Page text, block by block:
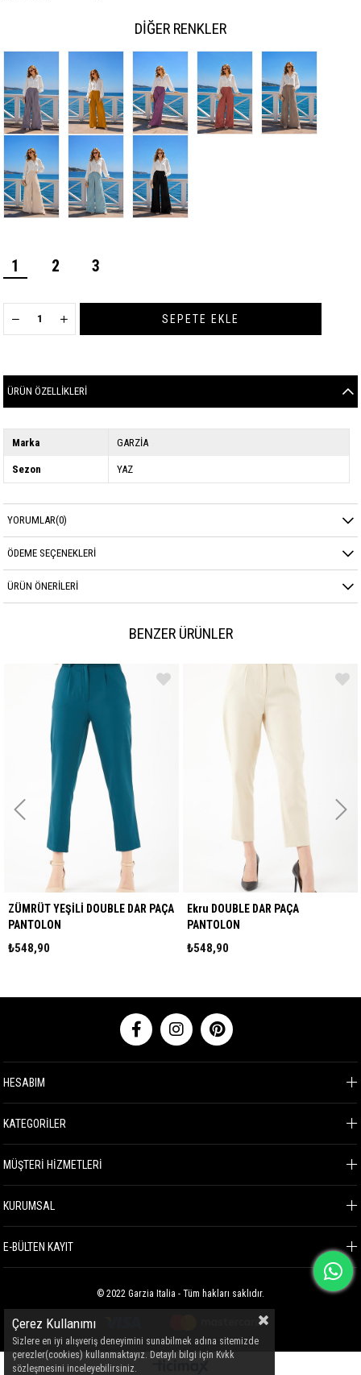
DIĞER RENKLER
1 2 3
ÜRÜN ÖZELLIKLERI
Marka GARZİA
Sezon YAZ
YORUMLAR(0)
ÖDEME SEÇENEKLERI
ÜRÜN ÖNERILERI
BENZER ÜRÜNLER
DAR PAÇA
Ekru DOUBLE DAR PAÇA
HESABIM
KATEGORİLER
MÜŞTERİ HİZMETLERİ
KURUMSAL
E-BÜLTEN KAYIT
© 2022 Garzia Italia - Tüm hakları saklıdır.
Çerez Kullanımı
Sizlere en iyi alışveriş deneyimini sunabilmek adına sitemizde
çerezler(cookies) kullanmaktayız. Detaylı bilgi için Kvkk
sözleşmesini inceleyebilirsiniz.